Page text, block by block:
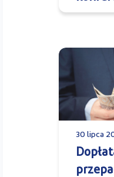
30 lipca